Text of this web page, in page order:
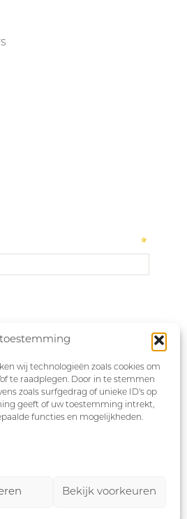
wij technologieën zoals cookies om
te raadplegen. Door in te stemmen
zoals surfgedrag of unieke ID's op
geeft of uw toestemming intrekt,
functies en mogelijkheden.
Bekijk voorkeuren